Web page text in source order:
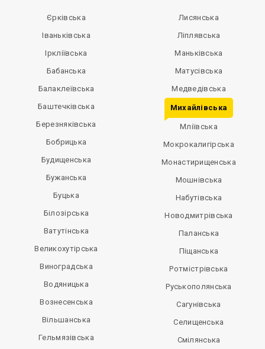
Єрківська
Іваньківська
Іркліївська
Бабанська
Балаклеївська
Баштечківська
Березняківська
Бобрицька
Будищенська
Бужанська
Буцька
Білозірська
Ватутінська
Великохутірська
Виноградська
Водяницька
Вознесенська
Вільшанська
Гельмязівська
Лисянська
Ліплявська
Маньківська
Матусівська
Медведівська
Михайлівська
Мліївська
Мокрокалигірська
Монастирищенська
Мошнівська
Набутівська
Новодмитрівська
Паланська
Піщанська
Ротмістрівська
Руськополянська
Сагунівська
Селищенська
Смілянська